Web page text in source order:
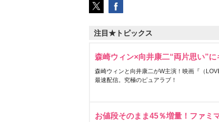
注目★トピックス
森崎ウィン×向井康二“両片思い”
森崎ウィンと向井康二がW主演！映画『（
最速配信。究極のピュアラブ！
お値段そのまま45％増量！ファミ